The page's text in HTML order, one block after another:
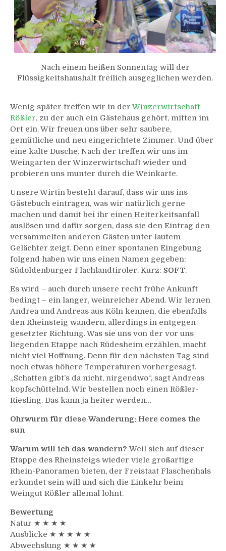
Nach einem heißen Sonnentag will der
Flüssigkeitshaushalt freilich ausgeglichen werden.
Wenig später treffen wir in der Winzerwirtschaft
Rößler, zu der auch ein Gästehaus gehört, mitten im
Ort ein. Wir freuen uns über sehr saubere,
gemütliche und neu eingerichtete Zimmer. Und über
eine kalte Dusche. Nach der treffen wir uns im
Weingarten der Winzerwirtschaft wieder und
probieren uns munter durch die Weinkarte.
Unsere Wirtin besteht darauf, dass wir uns ins
Gästebuch eintragen, was wir natürlich gerne
machen und damit bei ihr einen Heiterkeitsanfall
auslösen und dafür sorgen, dass sie den Eintrag den
versammelten anderen Gästen unter lautem
Gelächter zeigt. Denn einer spontanen Eingebung
folgend haben wir uns einen Namen gegeben:
Südoldenburger Flachlandtiroler. Kurz: SOFT.
Es wird – auch durch unsere recht frühe Ankunft
bedingt – ein langer, weinreicher Abend. Wir lernen
Andrea und Andreas aus Köln kennen, die ebenfalls
den Rheinsteig wandern, allerdings in entgegen
gesetzter Richtung. Was sie uns von der vor uns
liegenden Etappe nach Rüdesheim erzählen, macht
nicht viel Hoffnung. Denn für den nächsten Tag sind
noch etwas höhere Temperaturen vorhergesagt.
„Schatten gibt’s da nicht, nirgendwo“, sagt Andreas
kopfschüttelnd. Wir bestellen noch einen Rößler-
Riesling. Das kann ja heiter werden…
Ohrwurm für diese Wanderung: Here comes the
sun
Warum will ich das wandern? Weil sich auf dieser
Etappe des Rheinsteigs wieder viele großartige
Rhein-Panoramen bieten, der Freistaat Flaschenhals
erkundet sein will und sich die Einkehr beim
Weingut Rößler allemal lohnt.
Bewertung
Natur ★ ★ ★ ★
Ausblicke ★ ★ ★ ★ ★
Abwechslung ★ ★ ★ ★